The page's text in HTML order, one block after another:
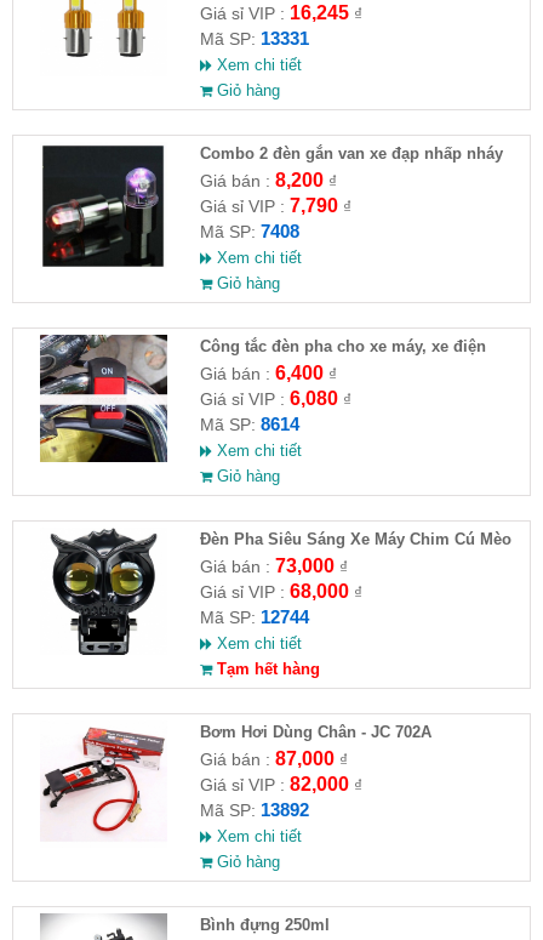
Giá sỉ VIP : 16,245₫
Mã SP: 13331
Xem chi tiết
Giỏ hàng
Combo 2 đèn gắn van xe đạp nhấp nháy
Giá bán : 8,200₫
Giá sỉ VIP : 7,790₫
Mã SP: 7408
Xem chi tiết
Giỏ hàng
Công tắc đèn pha cho xe máy, xe điện
Giá bán : 6,400₫
Giá sỉ VIP : 6,080₫
Mã SP: 8614
Xem chi tiết
Giỏ hàng
Đèn Pha Siêu Sáng Xe Máy Chim Cú Mèo
Giá bán : 73,000₫
Giá sỉ VIP : 68,000₫
Mã SP: 12744
Xem chi tiết
Tạm hết hàng
Bơm Hơi Dùng Chân - JC 702A
Giá bán : 87,000₫
Giá sỉ VIP : 82,000₫
Mã SP: 13892
Xem chi tiết
Giỏ hàng
Bình đựng 250ml